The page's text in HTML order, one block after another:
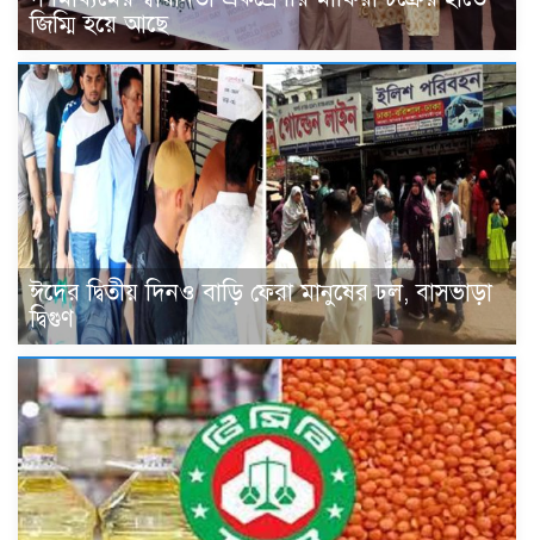
জিম্মি হয়ে আছে
ঈদের দ্বিতীয় দিনও বাড়ি ফেরা মানুষের ঢল, বাসভাড়া
দ্বিগুণ